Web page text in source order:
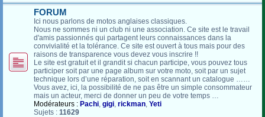
FORUM
Ici nous parlons de motos anglaises classiques.
Nous ne sommes ni un club ni une association. Ce site est le travail
d'amis passionnés qui partagent leurs connaissances dans la
convivialité et la tolérance. Ce site est ouvert à tous mais pour des
raisons de transparence vous devez vous inscrire !!
Le site est gratuit et il grandit si chacun participe, vous pouvez tous
participer soit par une page album sur votre moto, soit par un sujet
technique lors d’une réparation, soit en scannant un catalogue ……
Vous avez, ici, la possibilité de ne pas être un simple consommateur
mais un acteur, merci de donner un peu de votre temps …
Modérateurs : Pachi, gigi, rickman, Yeti
Sujets : 11629